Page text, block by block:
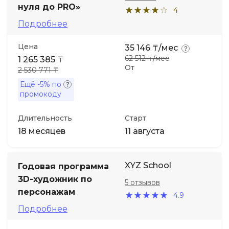
нуля до PRO»
Подробнее
4
Цена
1 265 385 ₸
2 530 771 ₸
Ещё -5% по
промокоду
От
35 146 ₸/мес
62 512 ₸/мес
Длительность
18 месяцев
Старт
11 августа
Годовая программа
3D-художник по
персонажам
Подробнее
XYZ School
4.9
5 отзывов